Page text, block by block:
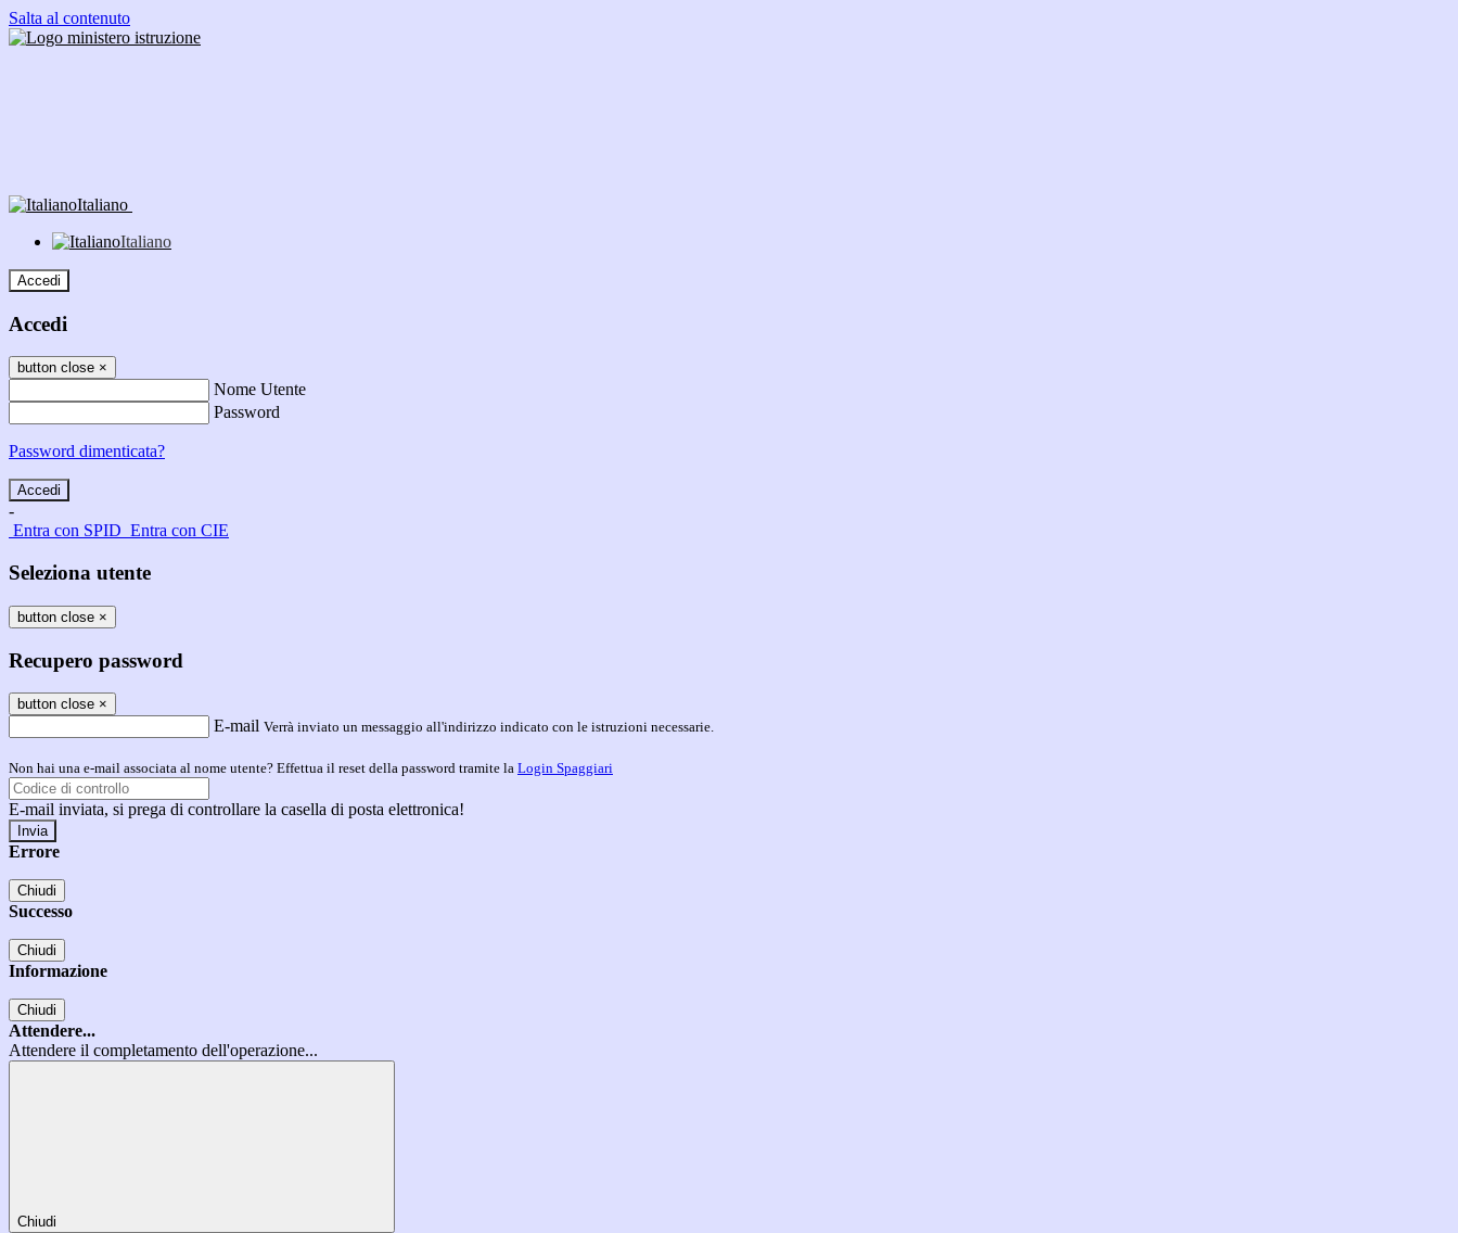
Salta al contenuto
Italiano
Italiano
Accedi
Accedi
button close ×
Nome Utente
Password
Password dimenticata?
-
Entra con SPID Entra con CIE
Seleziona utente
button close ×
Recupero password
button close ×
E-mail Verrà inviato un messaggio all'indirizzo indicato con le istruzioni necessarie.
Non hai una e-mail associata al nome utente? Effettua il reset della password tramite la Login Spaggiari
E-mail inviata, si prega di controllare la casella di posta elettronica!
Errore
Chiudi
Successo
Chiudi
Informazione
Chiudi
Attendere...
Attendere il completamento dell'operazione...
Chiudi